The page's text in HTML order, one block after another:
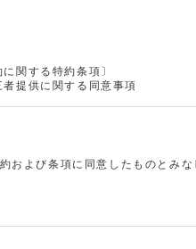
関する特約条項〕
提供に関する同意事項
よび条項に同意したものとみな